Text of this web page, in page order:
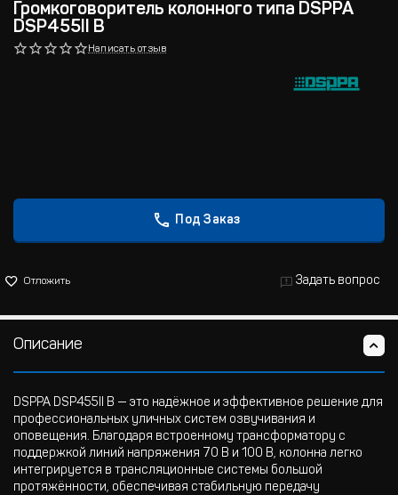
Громкоговоритель колонного типа DSPPA
DSP455II В
Написать отзыв
Под Заказ
Отложить Задать вопрос
Описание
DSPPA DSP455II B — это надёжное и эффективное решение для
профессиональных уличных систем озвучивания и
оповещения. Благодаря встроенному трансформатору с
поддержкой линий напряжения 70 В и 100 В, колонна легко
интегрируется в трансляционные системы большой
протяжённости, обеспечивая стабильную передачу